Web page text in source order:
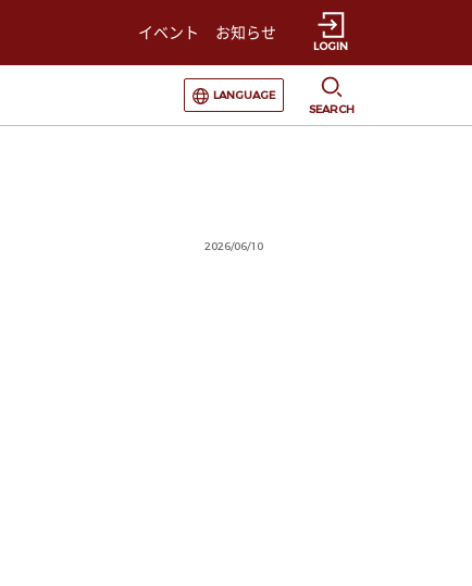
イベント お知らせ
LOGIN
選択すると言語の切替が発生します
LANGUAGE
SEARCH
2026/06/10